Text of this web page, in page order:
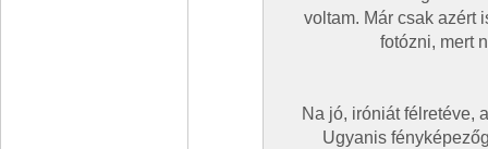
voltam. Már csak azért
fotózni, mert
Na jó, iróniát félretéve,
Ugyanis